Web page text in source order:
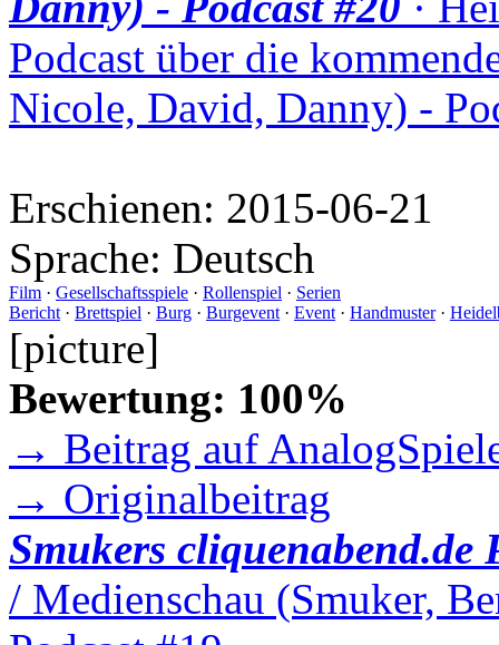
Podcast über die
Nicole, David, Danny) -
Erschienen: 2015-06-21
Sprache: Deutsch
Film · Gesellschaftsspiele · Rollenspiel · Serien
Bericht · Brettspiel · Burg · Burgevent · Event · Handmuster·
[picture]
Bewertung: 100%
→ Beitrag auf
→ Originalbeitrag
Smukers cliquenabend.de
/ Medienschau (Smuker,